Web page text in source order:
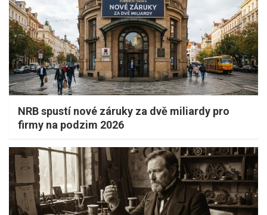
NRB spustí nové záruky za dvě miliardy pro
firmy na podzim 2026